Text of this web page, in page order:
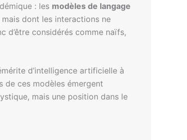
: les modèles de langage
mais dont les interactions ne
d’être considérés comme naïfs,
d’intelligence artificielle à
de ces modèles émergent
mais une position dans le